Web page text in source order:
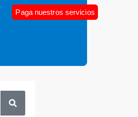
Paga nuestros servicios